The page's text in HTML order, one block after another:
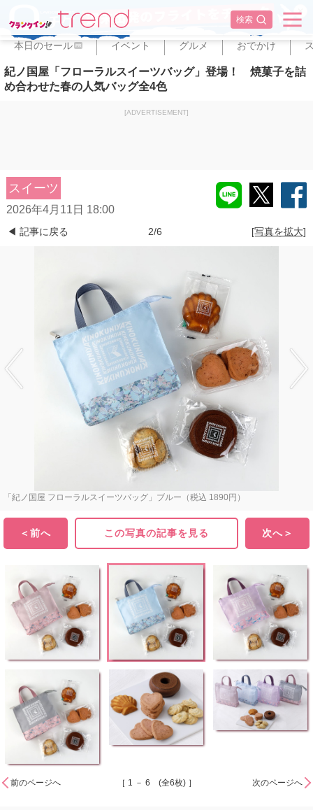
検索
✕
本日のセール PR イベント グルメ おでかけ
紀ノ国屋「フローラルスイーツバッグ」登場！ 焼菓子を詰
め合わせた春の人気バッグ全4色
[ADVERTISEMENT]
スイーツ
2026年4月11日 18:00
◀ 記事に戻る 2/6 [写真を拡大]
「紀ノ国屋 フローラルスイーツバッグ」ブルー（税込 1890円）
＜前へ この写真の記事を見る 次へ＞
前のページへ ［ 1 － 6 (全6枚) ］ 次のページへ